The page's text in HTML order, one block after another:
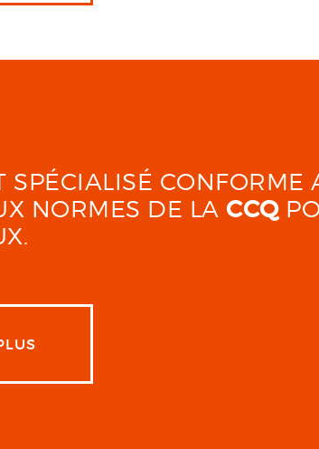
CONFORME
NORMES DE LA CCQ